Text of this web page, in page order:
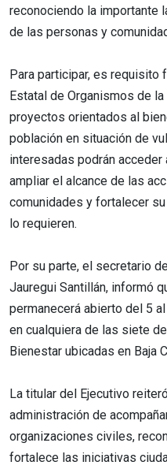
reconociendo la importante
de las personas y
Para participar, es requisito
Estatal de Organismos de
proyectos orientados al
población en situación de
interesadas podrán
ampliar el alcance de las
comunidades y fortalecer
lo requieren.
Por su parte, el secretario
Jauregui Santillán, informó
permanecerá abierto del 5
en cualquiera de las siete
Bienestar ubicadas en Baja
La titular del Ejecutivo
administración de
organizaciones civiles,
fortalece las iniciativas